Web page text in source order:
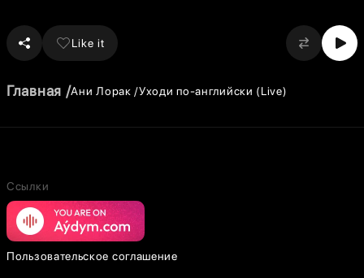
Like it
Главная Ани Лорак Уходи по-английски (Live)
Ссылки
Пользовательское соглашение